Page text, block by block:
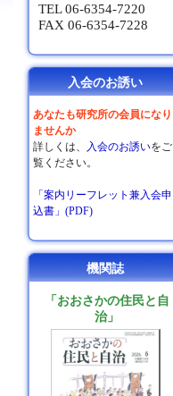
TEL 06-6354-7220
FAX 06-6354-7228
入会のお誘い
あなたも研究所の会員になり
ませんか
詳しくは、
入会のお誘いをご
覧ください。
「案内リーフレット兼入会申
込書」(PDF)
機関誌
「おおさかの住民と自
治」